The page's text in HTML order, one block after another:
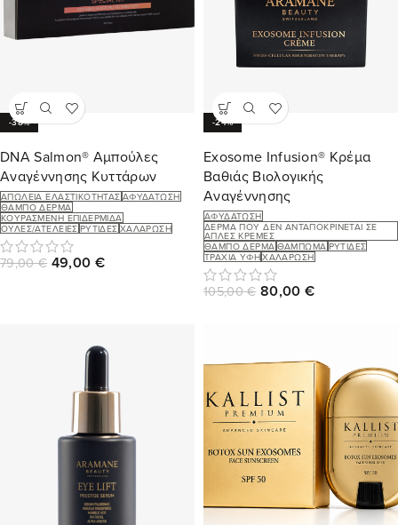
-38%
DNA Salmon® Αμπούλες
Αναγέννησης Κυττάρων
ΑΠΏΛΕΙΑ ΕΛΑΣΤΙΚΌΤΗΤΑΣ ΑΦΥΔΆΤΩΣΗ
ΘΑΜΠΌ ΔΈΡΜΑ
ΚΟΥΡΑΣΜΈΝΗ ΕΠΙΔΕΡΜΊΔΑ
ΟΥΛΈΣ/ΑΤΈΛΕΙΕΣ ΡΥΤΊΔΕΣ ΧΑΛΆΡΩΣΗ
79,00€ 49,00 €
-24%
Exosome Infusion® Κρέμα
Βαθιάς Βιολογικής
Αναγέννησης
ΑΦΥΔΆΤΩΣΗ
ΔΈΡΜΑ ΠΟΥ ΔΕΝ ΑΝΤΑΠΟΚΡΊΝΕΤΑΙ ΣΕ
ΑΠΛΈΣ ΚΡΈΜΕΣ
ΘΑΜΠΌ ΔΈΡΜΑ ΘΆΜΠΩΜΑ ΡΥΤΊΔΕΣ
ΤΡΑΧΙΆ ΥΦΉΧΑΛΆΡΩΣΗ
105,00€ 80,00 €